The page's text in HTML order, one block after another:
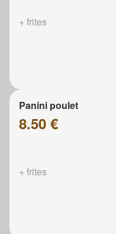
+ frites
Panini poulet
8.50 €
+ frites